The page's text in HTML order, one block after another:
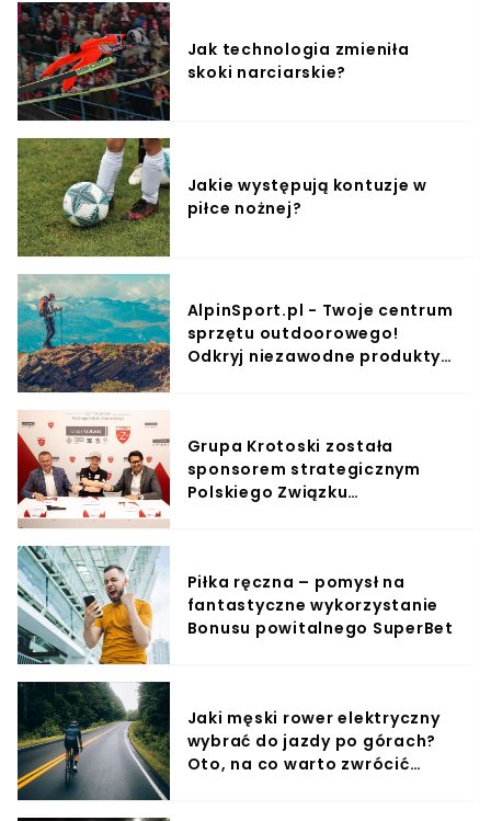
Jak technologia zmieniła
skoki narciarskie?
Jakie występują kontuzje w
piłce nożnej?
AlpinSport.pl - Twoje centrum
sprzętu outdoorowego!
Odkryj niezawodne produkty i
Grupa Krotoski została
sponsorem strategicznym
Polskiego Związku
Piłka ręczna – pomysł na
fantastyczne wykorzystanie
Bonusu powitalnego SuperBet
Jaki męski rower elektryczny
wybrać do jazdy po górach?
Oto, na co warto zwrócić